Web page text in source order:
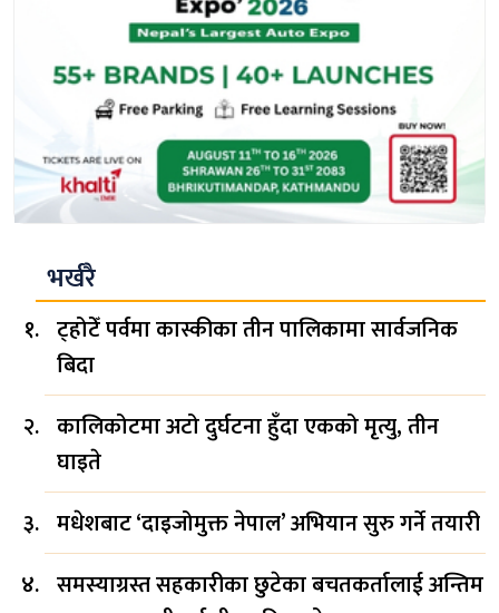
भर्खरै
ट्होटेँ पर्वमा कास्कीका तीन पालिकामा सार्वजनिक
बिदा
कालिकोटमा अटो दुर्घटना हुँदा एकको मृत्यु, तीन
घाइते
मधेशबाट ‘दाइजोमुक्त नेपाल’ अभियान सुरु गर्ने तयारी
समस्याग्रस्त सहकारीका छुटेका बचतकर्तालाई अन्तिम